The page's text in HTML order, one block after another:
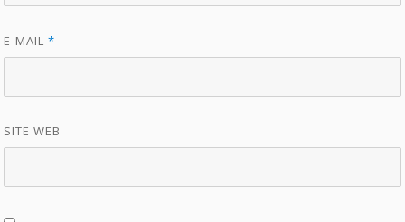
E-MAIL*
SITE WEB